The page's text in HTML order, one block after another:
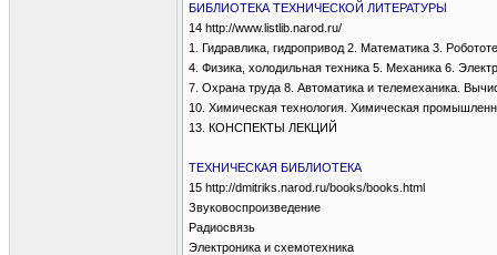
БИБЛИОТЕКА ТЕХНИЧЕСКОЙ ЛИТЕРАТУРЫ
14 http://www.listlib.narod.ru/
1. Гидравлика, гидропривод 2. Математика 3.
4. Физика, холодильная техника 5. Механика 6.
7. Охрана труда 8. Автоматика и телемеханика.
10. Химическая технология. Химическая
13. КОНСПЕКТЫ ЛЕКЦИЙ
ТЕХНИЧЕСКАЯ БИБЛИОТЕКА
15 http://dmitriks.narod.ru/books/books.html
Звуковоспроизведение
Радиосвязь
Электроника и схемотехника